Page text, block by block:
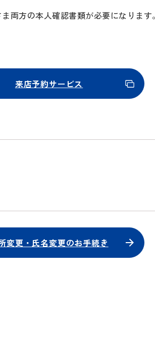
両方の本人確認書類が必要になります
来店予約サービス
変更・氏名変更のお手続き